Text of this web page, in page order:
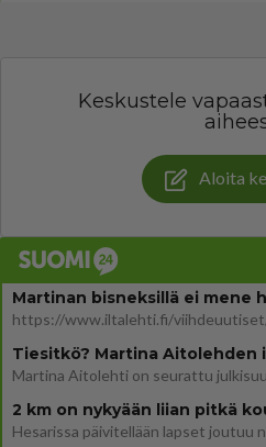
Keskustele
Aloita
Martinan bisneksillä ei mene
2 km on nykyään liian pitkä